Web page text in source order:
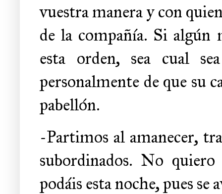
vuestra manera y con
de la compañía. Si
esta orden, sea cual
personalmente de que su
pabellón.
-Partimos al amanecer,
subordinados. No
podáis esta noche, pues se